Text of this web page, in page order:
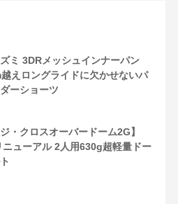
ズミ 3DRメッシュインナーパン
えロングライドに欠かせないパ
ーショーツ
ジ・クロスオーバードーム2G】
ューアル 2人用630g超軽量ドー